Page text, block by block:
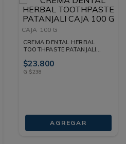
CAJA 100 G
CREMA DENTAL HERBAL
TOOTHPASTE PATANJALI
$23.800
G $238
AGREGAR